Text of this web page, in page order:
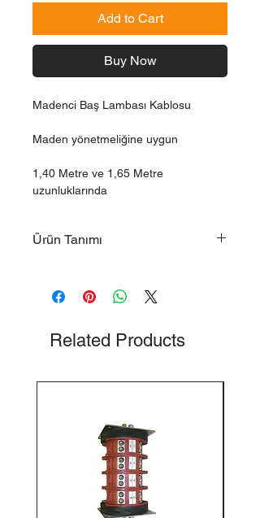
Add to Cart
Buy Now
Madenci Baş Lambası Kablosu
Maden yönetmeliğine uygun
1,40 Metre ve 1,65 Metre
uzunluklarında
Ürün Tanımı
Related Products